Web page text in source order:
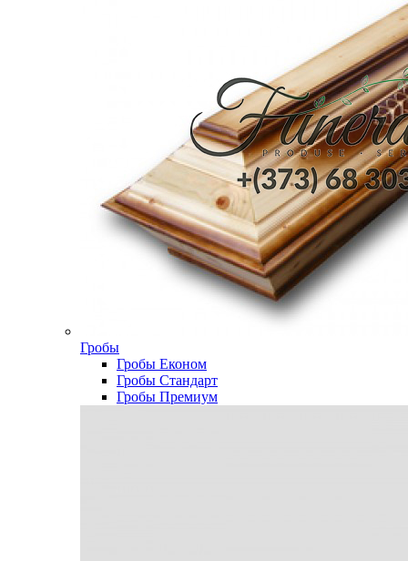
Гробы
Гробы Економ
Гробы Стандарт
Гробы Премиум